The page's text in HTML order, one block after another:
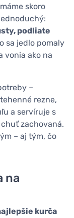
skoro
podliate
sa jedlo pomaly
vonia ako na
–
rezne,
a servíruje s
zachovaná.
– aj tým, čo
na
kurča